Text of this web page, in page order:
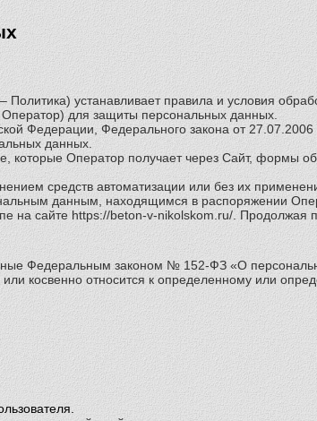
устанавливает правила и условия
для защиты персональных данных.
Федерации, Федерального закона от
данных.
которые Оператор получает через Сайт, формы
средств автоматизации или без их
данным, находящимся в распоряжении
на сайте https://beton-v-nikolskom.ru/. Продолжая
Федеральным законом № 152-ФЗ «О
косвенно относится к определенному или